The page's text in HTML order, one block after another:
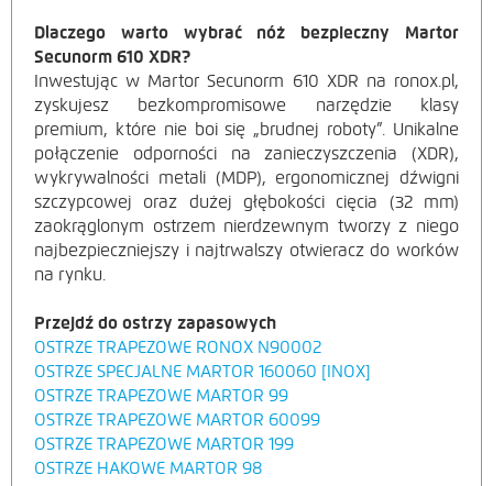
Dlaczego warto wybrać nóż bezpieczny Martor
Secunorm 610 XDR?
Inwestując w Martor Secunorm 610 XDR na ronox.pl,
zyskujesz bezkompromisowe narzędzie klasy
premium, które nie boi się „brudnej roboty”. Unikalne
połączenie odporności na zanieczyszczenia (XDR),
wykrywalności metali (MDP), ergonomicznej dźwigni
szczypcowej oraz dużej głębokości cięcia (32 mm)
zaokrąglonym ostrzem nierdzewnym tworzy z niego
najbezpieczniejszy i najtrwalszy otwieracz do worków
na rynku.
Przejdź do ostrzy zapasowych
OSTRZE TRAPEZOWE RONOX N90002
OSTRZE SPECJALNE MARTOR 160060 [INOX]
OSTRZE TRAPEZOWE MARTOR 99
OSTRZE TRAPEZOWE MARTOR 60099
OSTRZE TRAPEZOWE MARTOR 199
OSTRZE HAKOWE MARTOR 98